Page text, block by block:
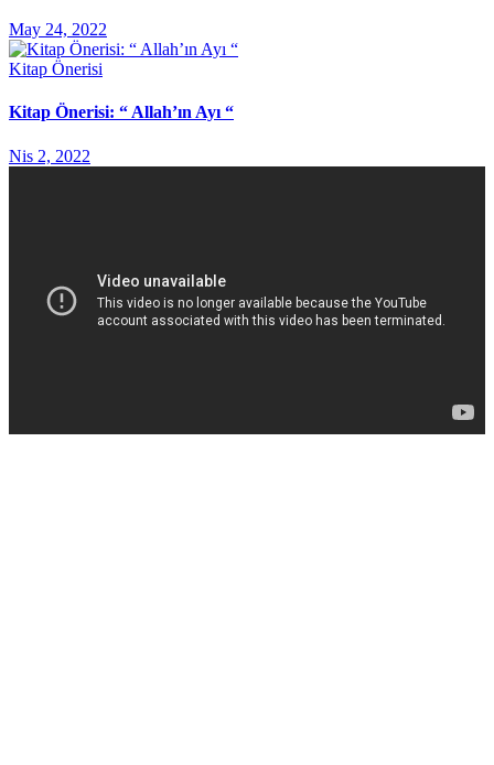
May 24, 2022
Kitap Önerisi
Kitap Önerisi: “ Allah’ın Ayı “
Nis 2, 2022